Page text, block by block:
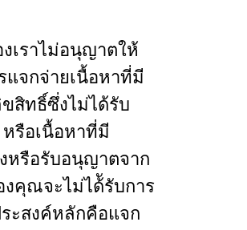
เราไม่อนุญาตให้
แจกจ่ายเนื้อหาที่มี
สิทธิ์ซึ่งไม่ได้รับ
รือเนื้อหาที่มี
หรือรับอนุญาตจาก
คุณจะไม่ได้ัรับการ
ะสงค์หลักคือแจก